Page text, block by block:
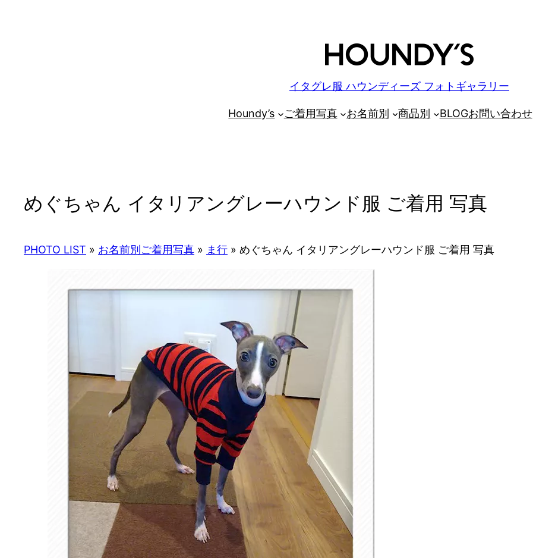
イタグレ服 ハウンディーズ フォトギャラリー
Houndy’s ご着用写真 お名前別 商品別 BLOGお問い合わせ
めぐちゃん イタリアングレーハウンド服 ご着用 写真
PHOTO LIST » お名前別ご着用写真 » ま行 » めぐちゃん イタリアングレーハウンド服 ご着用 写真